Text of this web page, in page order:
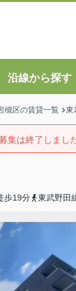
沿線から探す
槻区の賃貸一覧 東
集は終了しました
歩19分 東武野田